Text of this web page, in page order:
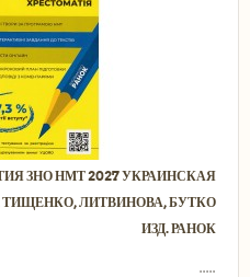
ЗНО НМТ 2027 УКРАИНСКАЯ
ТИЩЕНКО, ЛИТВИНОВА, БУТКО
ИЗД. РАНОК
.....